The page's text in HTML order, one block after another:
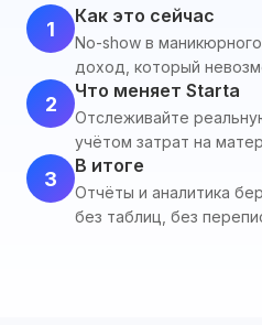
1
Как это сейчас
No-show в
доход, который
2
Что меняет Starta
Отслеживайте
учётом затрат на
3
В итоге
Отчёты и аналитика
без таблиц, без